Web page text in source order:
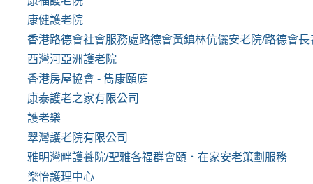
康健護老院
香港路德會社會服務處路德會黃鎮林伉儷安老院/路德會
西灣河亞洲護老院
香港房屋協會 - 雋康頤庭
康泰護老之家有限公司
護老樂
翠灣護老院有限公司
雅明灣畔護養院/聖雅各福群會頤．在家安老策劃服務
樂怡護理中心